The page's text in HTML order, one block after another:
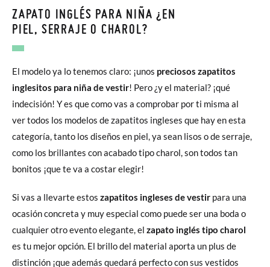
ZAPATO INGLÉS PARA NIÑA ¿EN
PIEL, SERRAJE O CHAROL?
El modelo ya lo tenemos claro: ¡unos preciosos zapatitos
inglesitos para niña de vestir! Pero ¿y el material? ¡qué
indecisión! Y es que como vas a comprobar por ti misma al
ver todos los modelos de zapatitos ingleses que hay en esta
categoría, tanto los diseños en piel, ya sean lisos o de serraje,
como los brillantes con acabado tipo charol, son todos tan
bonitos ¡que te va a costar elegir!
Si vas a llevarte estos zapatitos ingleses de vestir para una
ocasión concreta y muy especial como puede ser una boda o
cualquier otro evento elegante, el zapato inglés tipo charol
es tu mejor opción. El brillo del material aporta un plus de
distinción ¡que además quedará perfecto con sus vestidos